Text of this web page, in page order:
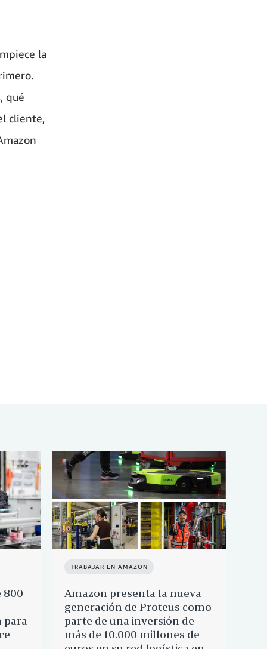
la
qué
cliente,
800
para
TRABAJAR EN AMAZON
Amazon presenta la nueva
generación de Proteus como
parte de una inversión de
más de 10.000 millones de